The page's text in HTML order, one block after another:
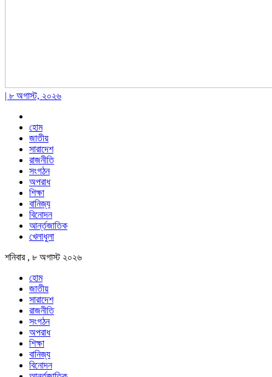
| ৮ অগাস্ট, ২০২৬
হোম
জাতীয়
সারাদেশ
রাজনীতি
সংগঠন
অপরাধ
শিক্ষা
বানিজ্য
বিনোদন
আর্ন্তজাতিক
খেলাধুলা
শনিবার , ৮ অগাস্ট ২০২৬
হোম
জাতীয়
সারাদেশ
রাজনীতি
সংগঠন
অপরাধ
শিক্ষা
বানিজ্য
বিনোদন